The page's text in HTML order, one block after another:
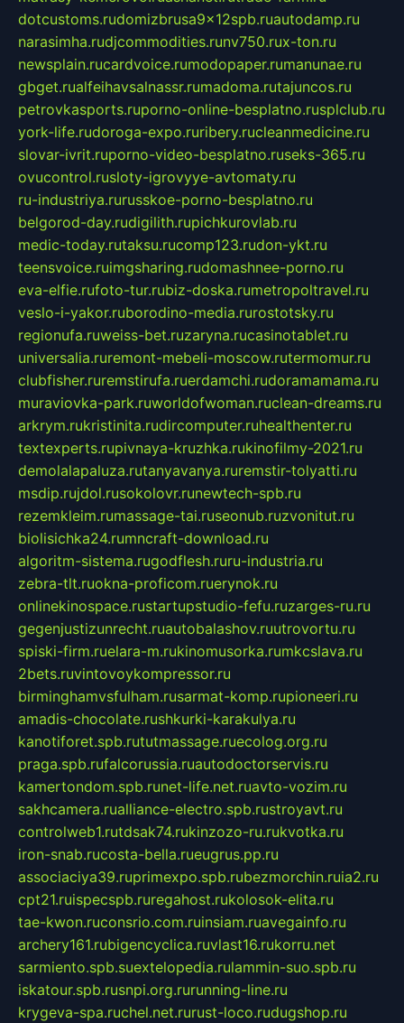
dotcustoms.rudomizbrusa9x12spb.ruautodamp.ru
narasimha.rudjcommodities.runv750.rux-ton.ru
newsplain.rucardvoice.rumodopaper.rumanunae.ru
gbget.rualfeihavsalnassr.rumadoma.rutajuncos.ru
petrovkasports.ruporno-online-besplatno.rusplclub.ru
york-life.rudoroga-expo.ruribery.rucleanmedicine.ru
slovar-ivrit.ruporno-video-besplatno.ruseks-365.ru
ovucontrol.rusloty-igrovyye-avtomaty.ru
ru-industriya.rurusskoe-porno-besplatno.ru
belgorod-day.rudigilith.rupichkurovlab.ru
medic-today.rutaksu.rucomp123.rudon-ykt.ru
teensvoice.ruimgsharing.rudomashnee-porno.ru
eva-elfie.rufoto-tur.rubiz-doska.rumetropoltravel.ru
veslo-i-yakor.ruborodino-media.rurostotsky.ru
regionufa.ruweiss-bet.ruzaryna.rucasinotablet.ru
universalia.ruremont-mebeli-moscow.rutermomur.ru
clubfisher.ruremstirufa.ruerdamchi.rudoramamama.ru
muraviovka-park.ruworldofwoman.ruclean-dreams.ru
arkrym.rukristinita.rudircomputer.ruhealthenter.ru
textexperts.rupivnaya-kruzhka.rukinofilmy-2021.ru
demolalapaluza.rutanyavanya.ruremstir-tolyatti.ru
msdip.rujdol.rusokolovr.runewtech-spb.ru
rezemkleim.rumassage-tai.ruseonub.ruzvonitut.ru
biolisichka24.rumncraft-download.ru
algoritm-sistema.rugodflesh.ruru-industria.ru
zebra-tlt.ruokna-proficom.ruerynok.ru
onlinekinospace.rustartupstudio-fefu.ruzarges-ru.ru
gegenjustizunrecht.ruautobalashov.ruutrovortu.ru
spiski-firm.ruelara-m.rukinomusorka.rumkcslava.ru
2bets.ruvintovoykompressor.ru
birminghamvsfulham.rusarmat-komp.rupioneeri.ru
amadis-chocolate.rushkurki-karakulya.ru
kanotiforet.spb.rututmassage.ruecolog.org.ru
praga.spb.rufalcorussia.ruautodoctorservis.ru
kamertondom.spb.runet-life.net.ruavto-vozim.ru
sakhcamera.rualliance-electro.spb.rustroyavt.ru
controlweb1.rutdsak74.rukinzozo-ru.rukvotka.ru
iron-snab.rucosta-bella.rueugrus.pp.ru
associaciya39.ruprimexpo.spb.rubezmorchin.ruia2.ru
cpt21.ruispecspb.ruregahost.rukolosok-elita.ru
tae-kwon.ruconsrio.com.ruinsiam.ruavegainfo.ru
archery161.rubigencyclica.ruvlast16.rukorru.net
sarmiento.spb.suextelopedia.rulammin-suo.spb.ru
iskatour.spb.rusnpi.org.rurunning-line.ru
krygeva-spa.ruchel.net.rurust-loco.rudugshop.ru